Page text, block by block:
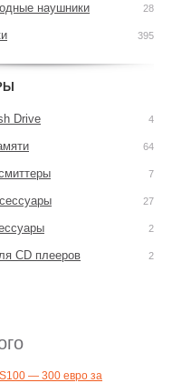
наушники 28
395
Drive 4
64
7
27
2
CD плееров 2
— 300 евро за